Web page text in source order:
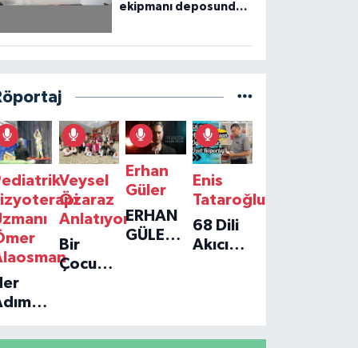
ekipmanı deposunda
Veysel
Özaraz
Anlatıyor
Bir
Çocuğun
Yolculuğu
Erhan
Güler
ERHAN
GÜLER'IN
Enis
Tataroğlu
68 Dili
Akıcı